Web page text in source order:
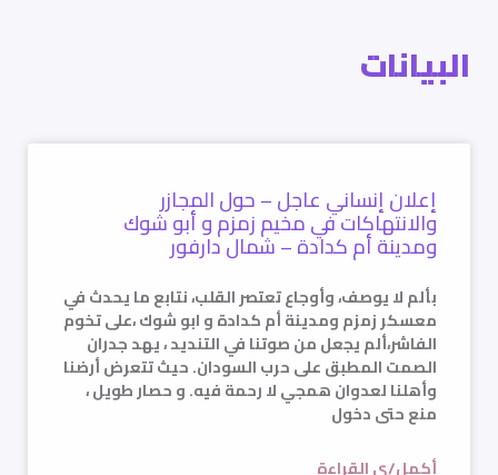
البيانات
إعلان إنساني عاجل – حول المجازر
والانتهاكات في مخيم زمزم و أبو شوك
ومدينة أم كدادة – شمال دارفور
بألم لا يوصف، وأوجاع تعتصر القلب، نتابع ما يحدث في
معسكر زمزم ومدينة أم كدادة و ابو شوك ،على تخوم
الفاشر،ألم يجعل من صوتنا في التنديد ، يهد جدران
الصمت المطبق على حرب السودان. حيث تتعرض أرضنا
وأهلنا لعدوان همجي لا رحمة فيه. و حصار طويل ،
منع حتى دخول
أكمل/ي القراءة